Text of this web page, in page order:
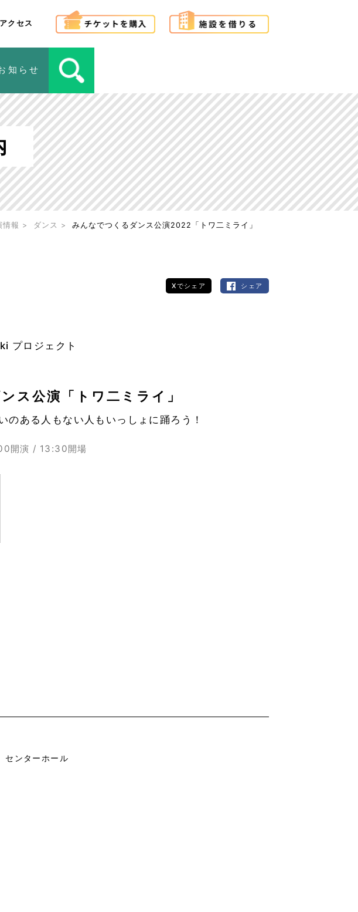
クセス
知らせ
情報 ダンス みんなでつくるダンス公演2022「トワ二ミライ」
Xでシェア シェア
プロジェクト
ス公演「トワ二ミライ」
のある人もない人もいっしょに踊ろう！
開演 / 13:30開場
センターホール